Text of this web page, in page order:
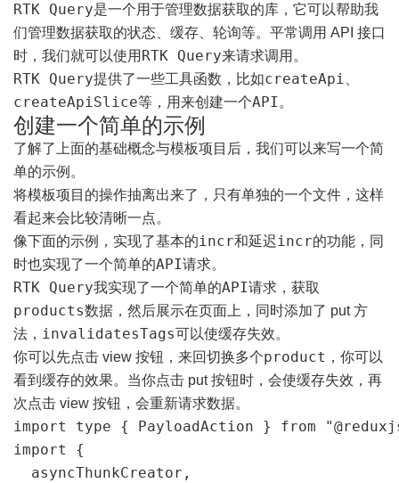
RTK Query是一个用于管理数据获取的库，它可以帮助我
们管理数据获取的状态、缓存、轮询等。平常调用 API 接口
时，我们就可以使用 RTK Query来请求调用。
RTK Query提供了一些工具函数，比如createApi
createApiSlice等，用来创建一个API 。
创建一个简单的示例
了解了上面的基础概念与模板项目后，我们可以来写一个简
单的示例。
将模板项目的操作抽离出来了，只有单独的一个文件，这样
看起来会比较清晰一点。
像下面的示例，实现了基本的incr和延迟incr的功能，同
时也实现了一个简单的API请求。
RTK Query我实现了一个简单的API请求，获取
products数据，然后展示在页面上，同时添加了 put 方
法， invalidatesTags可以使缓存失效。
你可以先点击 view 按钮，来回切换多个product ，你可以
看到缓存的效果。当你点击 put 按钮时，会使缓存失效，再
次点击 view 按钮，会重新请求数据。
import type { PayloadAction } from
import {
  asyncThunkCreator,